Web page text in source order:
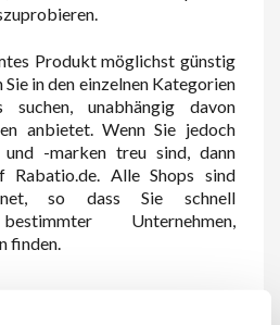
Produkt möglichst günstig
in den einzelnen Kategorien
suchen, unabhängig davon
anbietet. Wenn Sie jedoch
und -marken treu sind, dann
Rabatio.de. Alle Shops sind
so dass Sie schnell
Unternehmen,
finden.